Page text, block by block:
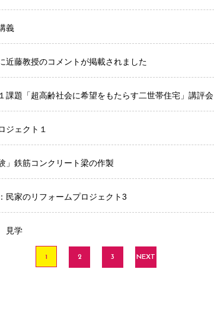
義
近藤教授のコメントが掲載されました
課題「超高齢社会に希望をもたらす二世帯住宅」講評会
ジェクト１
」鉄筋コンクリート梁の作製
民家のリフォームプロジェクト3
見学
1 2 3 NEXT